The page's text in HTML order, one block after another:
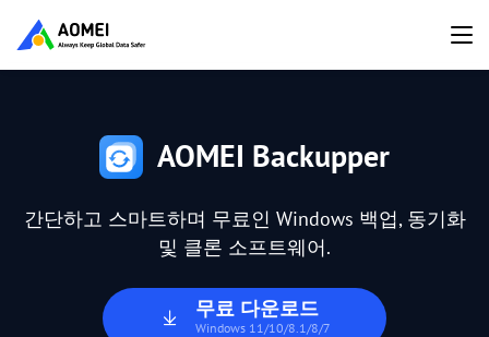
AOMEI Backupper
간단하고 스마트하며 무료인 Windows 백업, 동기화
및 클론 소프트웨어.
무료 다운로드
Windows 11/10/8.1/8/7